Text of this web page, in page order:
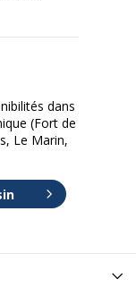
dans
(Fort de
Le Marin,